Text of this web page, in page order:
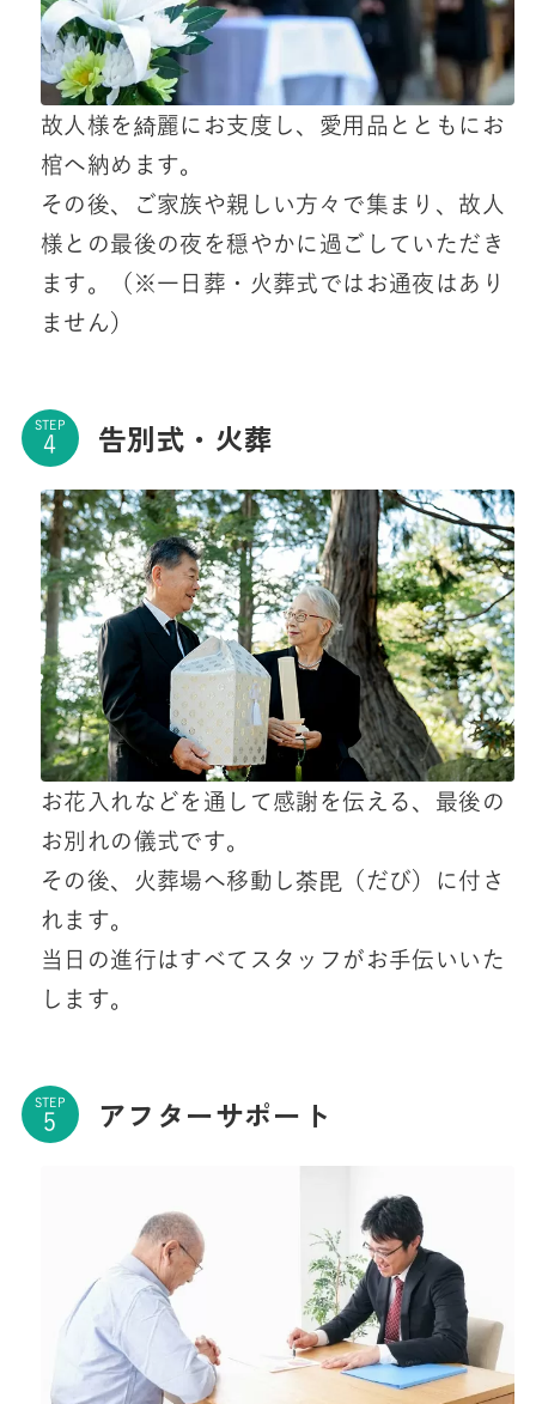
故人様を綺麗にお支度し、愛用品とともにお
棺へ納めます。
その後、ご家族や親しい方々で集まり、故人
様との最後の夜を穏やかに過ごしていただき
ます。（※一日葬・火葬式ではお通夜はあり
ません）
STEP 告別式・火葬
お花入れなどを通して感謝を伝える、最後の
お別れの儀式です。
その後、火葬場へ移動し荼毘（だび）に付さ
れます。
当日の進行はすべてスタッフがお手伝いいた
します。
STEP アフターサポート